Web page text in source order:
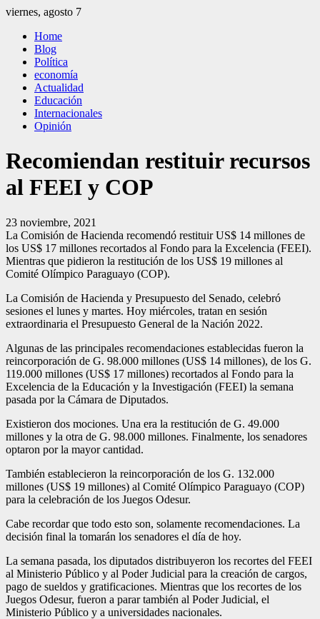
Saltar
contenido
viernes, agosto 7
El Independiente
El independiente Libre y Transparente
Home
Blog
Política
economía
Actualidad
Educación
Internacionales
Opinión
Recomiendan restituir recursos
al FEEI y COP
23 noviembre, 2021
La Comisión de Hacienda recomendó restituir US$ 14 millones de
los US$ 17 millones recortados al Fondo para la Excelencia (FEEI).
Mientras que pidieron la restitución de los US$ 19 millones al
Comité Olímpico Paraguayo (COP).
La Comisión de Hacienda y Presupuesto del Senado, celebró
sesiones el lunes y martes. Hoy miércoles, tratan en sesión
extraordinaria el Presupuesto General de la Nación 2022.
Algunas de las principales recomendaciones establecidas fueron la
reincorporación de G. 98.000 millones (US$ 14 millones), de los G.
119.000 millones (US$ 17 millones) recortados al Fondo para la
Excelencia de la Educación y la Investigación (FEEI) la semana
pasada por la Cámara de Diputados.
Existieron dos mociones. Una era la restitución de G. 49.000
millones y la otra de G. 98.000 millones. Finalmente, los senadores
optaron por la mayor cantidad.
También establecieron la reincorporación de los G. 132.000
millones (US$ 19 millones) al Comité Olímpico Paraguayo (COP)
para la celebración de los Juegos Odesur.
Cabe recordar que todo esto son, solamente recomendaciones. La
decisión final la tomarán los senadores el día de hoy.
La semana pasada, los diputados distribuyeron los recortes del FEEI
al Ministerio Público y al Poder Judicial para la creación de cargos,
pago de sueldos y gratificaciones. Mientras que los recortes de los
Juegos Odesur, fueron a parar también al Poder Judicial, el
Ministerio Público y a universidades nacionales.